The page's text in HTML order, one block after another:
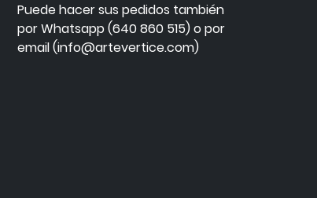
Puede hacer sus pedidos también
por Whatsapp (640 860 515) o por
email (info@artevertice.com)